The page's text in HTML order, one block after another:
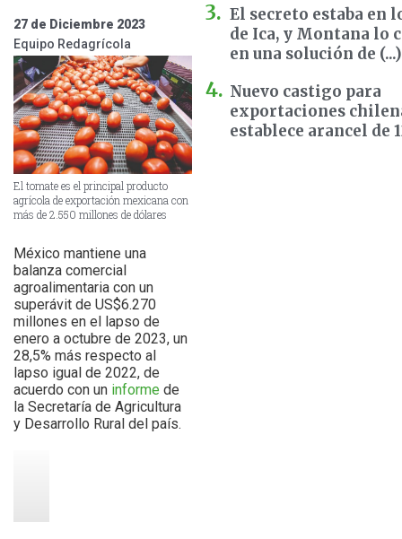
27 de Diciembre 2023
Equipo Redagrícola
El tomate es el principal producto
agrícola de exportación mexicana con
más de 2.550 millones de dólares
México mantiene una
balanza comercial
agroalimentaria con un
superávit de US$6.270
millones en el lapso de
enero a octubre de 2023, un
28,5% más respecto al
lapso igual de 2022, de
acuerdo con un informe de
la Secretaría de Agricultura
y Desarrollo Rural del país.
El secreto estaba en
de Ica, y Montana lo
en una solución de (...)
Nuevo castigo para
exportaciones
establece arancel de